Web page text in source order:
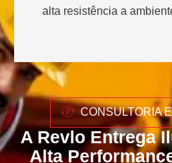
alta resistência a
CONSULTORIA
A Revlo Entrega
Alta